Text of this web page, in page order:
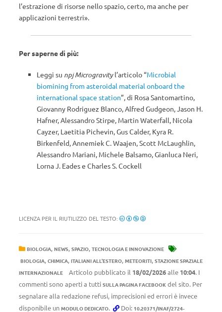
l’estrazione di risorse nello spazio, certo, ma anche per
applicazioni terrestri».
Per saperne di più:
Leggi su npj Microgravityl’articolo “Microbial
biomining from asteroidal material onboard the
international space station”, di Rosa Santomartino,
Giovanny Rodriguez Blanco, Alfred Gudgeon, Jason H.
Hafner, Alessandro Stirpe, Martin Waterfall, Nicola
Cayzer, Laetitia Pichevin, Gus Calder, Kyra R.
Birkenfeld, Annemiek C. Waajen, Scott McLaughlin,
Alessandro Mariani, Michele Balsamo, Gianluca Neri,
Lorna J. Eades e Charles S. Cockell
LICENZA PER IL RIUTILIZZO DEL TESTO:
BIOLOGIA, NEWS, SPAZIO, TECNOLOGIA E INNOVAZIONE
BIOLOGIA, CHIMICA, ITALIANI ALL'ESTERO, METEORITI, STAZIONE SPAZIALE
INTERNAZIONALE
Articolo pubblicato il 18/02/2026alle 10:04. I
commenti sono aperti a tutti SULLA PAGINA FACEBOOK del sito. Per
segnalare alla redazione refusi, imprecisioni ed errori è invece
disponibile un MODULO DEDICATO. Doi: 10.20371/INAF/2724-